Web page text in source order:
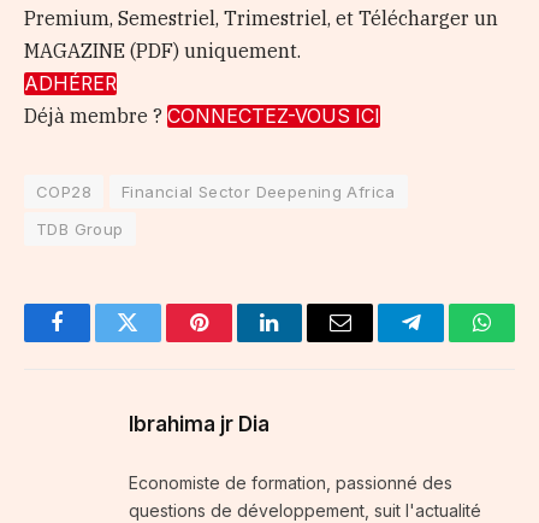
Premium, Semestriel, Trimestriel, et Télécharger un
MAGAZINE (PDF) uniquement.
ADHÉRER
Déjà membre ? CONNECTEZ-VOUS ICI
COP28
Financial Sector Deepening Africa
TDB Group
FacebookTwitter PinterestLinkedInEmail Telegram
Ibrahima jr Dia
Economiste de formation, passionné des
questions de développement, suit l'actualité